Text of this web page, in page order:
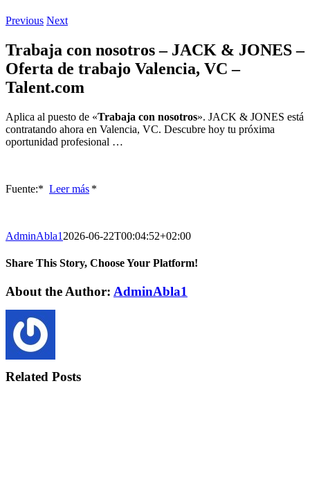
Previous Next
Trabaja con nosotros – JACK & JONES –
Oferta de trabajo Valencia, VC –
Talent.com
Aplica al puesto de «Trabaja con nosotros». JACK & JONES está
contratando ahora en Valencia, VC. Descubre hoy tu próxima
oportunidad profesional …
Fuente:* ​ Leer más *
AdminAbla1 2026-06-22T00:04:52+02:00
Share This Story, Choose Your Platform!
Facebook
Twitter
LinkedIn
Reddit
WhatsApp
Tumblr
Pinterest
Vk
Xing
Email
About the Author: AdminAbla1
Related Posts